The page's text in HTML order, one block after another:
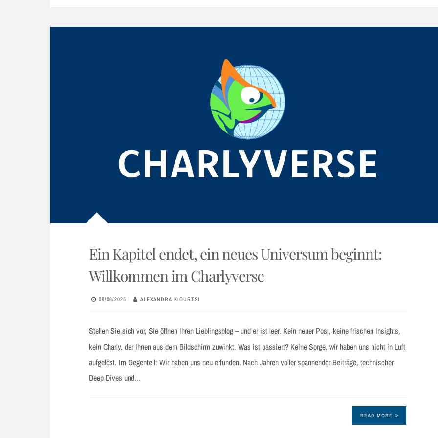
Ein Kapitel endet, ein neues Universum beginnt:
Willkommen im Charlyverse
06/06/2025 ALEXANDRA KIOURTSI
Stellen Sie sich vor, Sie öffnen Ihren Lieblingsblog – und er ist leer. Kein neuer Post, keine frischen Insights,
kein Charly, der Ihnen aus dem Bildschirm zuwinkt. Was ist passiert? Keine Sorge, wir haben uns nicht in Luft
aufgelöst. Im Gegenteil: Wir haben uns neu erfunden. Nach Jahren voller spannender Beiträge, technischer
Deep Dives und…
READ MORE